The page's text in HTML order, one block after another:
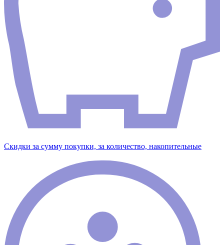
Скидки за сумму покупки, за количество, накопительные